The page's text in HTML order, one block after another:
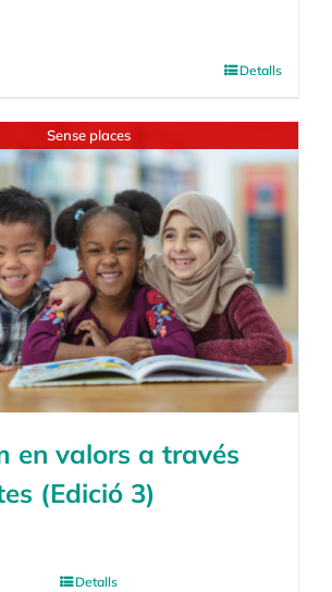
Detalls
Sense places
en valors a través
(Edició 3)
Detalls